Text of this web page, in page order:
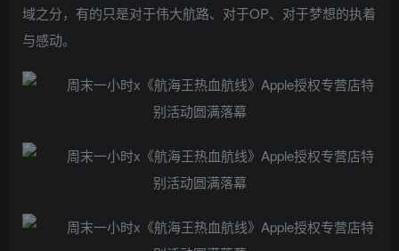
域之分，有的只是对于伟大航路、对于OP、对于梦想的执着
与感动。